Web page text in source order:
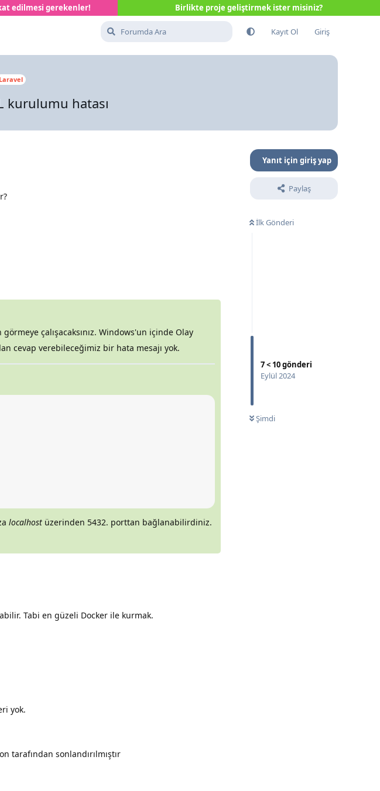
edilmesi gerekenler! Birlikte proje geliştirmek ister misiniz?
Kayıt Ol Giriş
Laravel
kurulumu hatası
Yanıt için giriş yap
Paylaş
İlk Gönderi
7< 10gönderi
Eylül 2024
Şimdi
çalışacaksınız. Windows'un içinde Olay
cevap verebileceğimiz bir hata mesajı yok.
localhost üzerinden 5432. porttan bağlanabilirdiniz.
Tabi en güzeli Docker ile kurmak.
yok.
tarafından sonlandırılmıştır